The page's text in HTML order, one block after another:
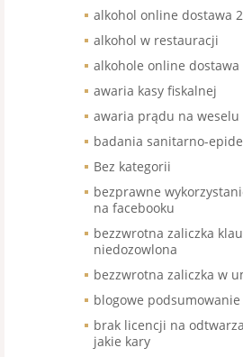
alkohol online dostawa
alkohol w restauracji
alkohole online dostawa
awaria kasy fiskalnej
awaria prądu na weselu
badania sanitarno-
Bez kategorii
bezprawne
na facebooku
bezzwrotna zaliczka
niedozowlona
bezzwrotna zaliczka w
blogowe
brak licencji na
jakie kary